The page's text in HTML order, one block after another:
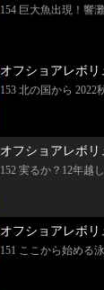
154 巨大魚出現！響
オフショアレボ
153 北の国から 2022
オフショアレボ
152 実るか？12年越
オフショアレボ
151 ここから始める